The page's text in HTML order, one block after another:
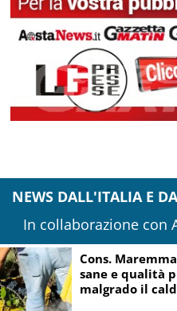
NEWS DALL'ITALIA E
In collaborazione con
Cons.
sane e qualità
malgrado il